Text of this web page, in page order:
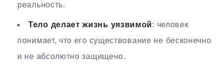
реальность.
Тело делает жизнь уязвимой: человек
понимает, что его существование не бесконечно
и не абсолютно защищено.